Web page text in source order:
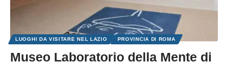
LUOGHI DA VISITARE NEL LAZIO PROVINCIA DI ROMA
Museo Laboratorio della Mente di